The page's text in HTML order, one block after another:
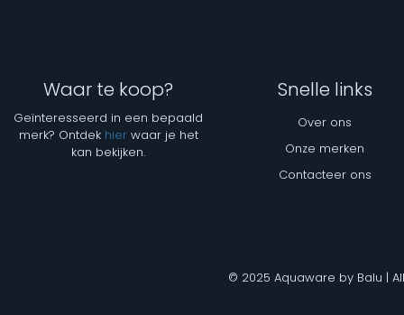
Waar te koop?
Geïnteresseerd in een bepaald
merk? Ontdek hierwaar je het
kan bekijken.
Snelle links
Over ons
Onze merken
Contacteer ons
© 2025 Aquaware by Balu |